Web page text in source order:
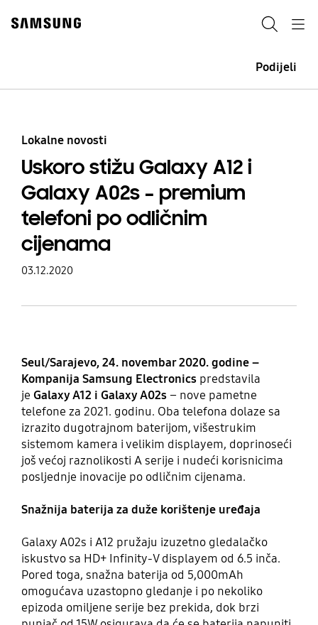
content
accessibility
Podijeli
Lokalne novosti
Uskoro stižu Galaxy A12 i
Galaxy A02s – premium
telefoni po odličnim
cijenama
03.12.2020
Seul/Sarajevo, 24. novembar 2020. godine –
Kompanija Samsung Electronicspredstavila
je Galaxy A12 i Galaxy A02s– nove pametne
telefone za 2021. godinu. Oba telefona dolaze sa
izrazito dugotrajnom baterijom, višestrukim
sistemom kamera i velikim displayem, doprinoseći
još većoj raznolikosti A serije i nudeći korisnicima
posljednje inovacije po odličnim cijenama.
Snažnija baterija za duže korištenje uređaja
Galaxy A02s i A12 pružaju izuzetno gledalačko
iskustvo sa HD+ Infinity-V displayem od 6.5 inča.
Pored toga, snažna baterija od 5,000mAh
omogućava uzastopno gledanje i po nekoliko
epizoda omiljene serije bez prekida, dok brzi